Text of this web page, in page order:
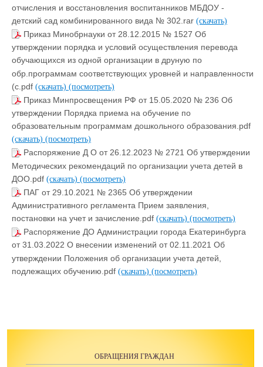
отчисления и восстановления воспитанников МБДОУ -
детский сад комбинированного вида № 302.rar (скачать)
Приказ Минобрнауки от 28.12.2015 № 1527 Об
утверждении порядка и условий осуществления перевода
обучающихся из одной организации в друную по
обр.программам соответствующих уровней и направленности
(с.pdf (скачать) (посмотреть)
Приказ Минпросвещения РФ от 15.05.2020 № 236 Об
утверждении Порядка приема на обучение по
образовательным программам дошкольного образования.pdf
(скачать) (посмотреть)
Распоряжение Д О от 26.12.2023 № 2721 Об утверждении
Методических рекомендаций по организации учета детей в
ДОО.pdf (скачать) (посмотреть)
ПАГ от 29.10.2021 № 2365 Об утверждении
Административного регламента Прием заявления,
постановки на учет и зачисление.pdf (скачать) (посмотреть)
Распоряжение ДО Администрации города Екатеринбурга
от 31.03.2022 О внесении изменений от 02.11.2021 Об
утверждении Положения об организации учета детей,
подлежащих обучению.pdf (скачать) (посмотреть)
ОБРАЩЕНИЯ ГРАЖДАН